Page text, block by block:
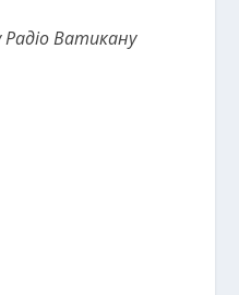
Ватикану